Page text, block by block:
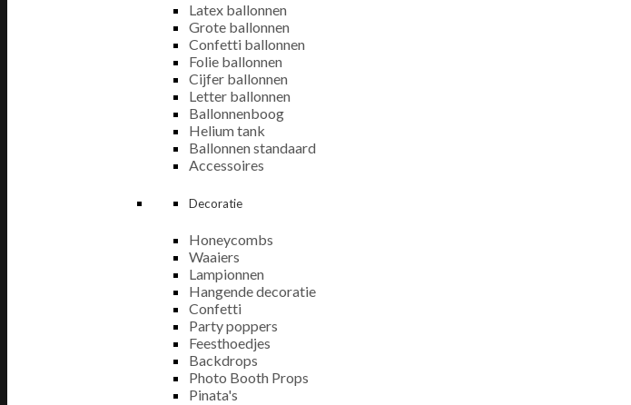
Latex ballonnen
Grote ballonnen
Confetti ballonnen
Folie ballonnen
Cijfer ballonnen
Letter ballonnen
Ballonnenboog
Helium tank
Ballonnen standaard
Accessoires
Decoratie
Honeycombs
Waaiers
Lampionnen
Hangende decoratie
Confetti
Party poppers
Feesthoedjes
Backdrops
Photo Booth Props
Pinata's